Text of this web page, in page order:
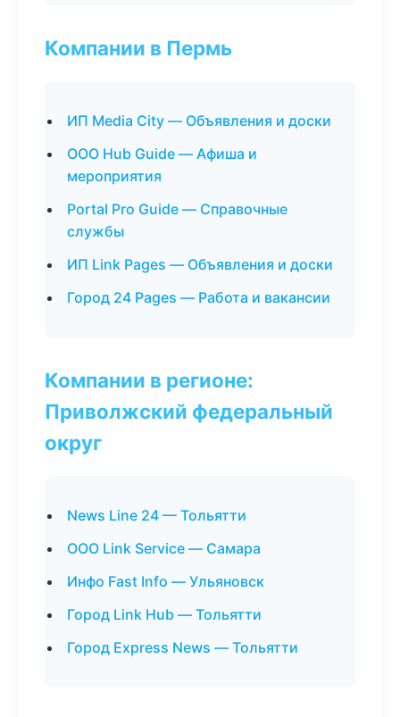
Компании в Пермь
ИП Media City — Объявления и доски
ООО Hub Guide — Афиша и
мероприятия
Portal Pro Guide — Справочные
службы
ИП Link Pages — Объявления и доски
Город 24 Pages — Работа и вакансии
Компании в регионе:
Приволжский федеральный
округ
News Line 24 — Тольятти
ООО Link Service — Самара
Инфо Fast Info — Ульяновск
Город Link Hub — Тольятти
Город Express News — Тольятти